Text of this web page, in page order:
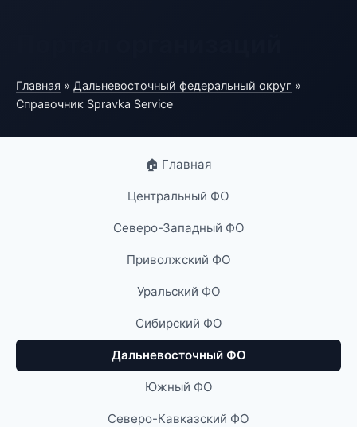
Главная » Дальневосточный федеральный округ »
Справочник Spravka Service
🏠 Главная
Центральный ФО
Северо-Западный ФО
Приволжский ФО
Уральский ФО
Сибирский ФО
Дальневосточный ФО
Южный ФО
Северо-Кавказский ФО